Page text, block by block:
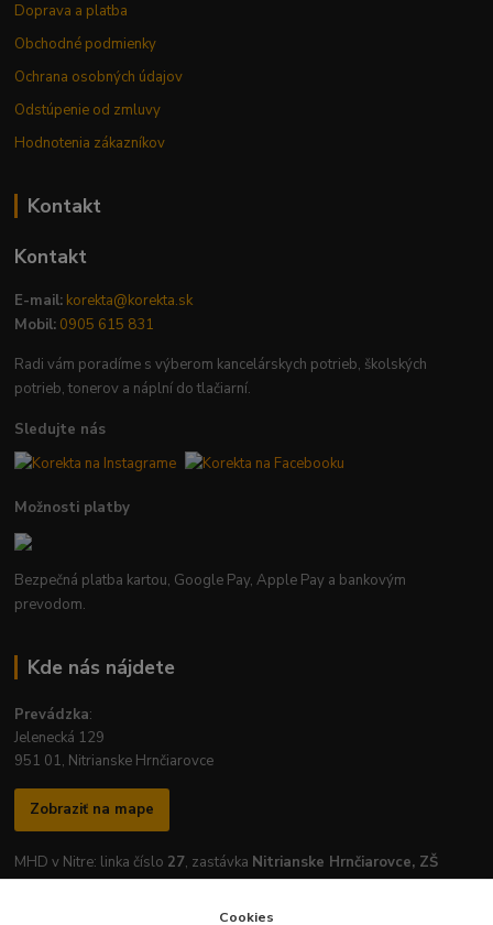
Doprava a platba
Obchodné podmienky
Ochrana osobných údajov
Odstúpenie od zmluvy
Hodnotenia zákazníkov
Kontakt
Kontakt
E-mail: korekta@korekta.sk
Mobil: 0905 615 831
Radi vám poradíme s výberom kancelárskych potrieb, školských
potrieb, tonerov a náplní do tlačiarní.
Sledujte nás
Možnosti platby
Bezpečná platba kartou, Google Pay, Apple Pay a bankovým
prevodom.
Kde nás nájdete
Prevádzka:
Jelenecká 129
951 01, Nitrianske Hrnčiarovce
Zobraziť na mape
MHD v Nitre: linka číslo 27, zastávka Nitrianske Hrnčiarovce, ZŠ
Cookies